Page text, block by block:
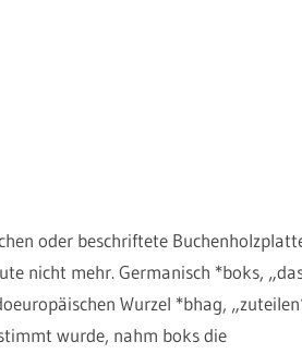
oder beschriftete
nicht mehr. Germanisch *boks,
Wurzel *bhag,
wurde, nahm boks die